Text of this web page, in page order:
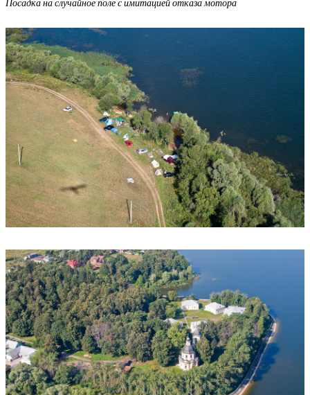
Посадка на случайное поле с имитацией отказа мотора